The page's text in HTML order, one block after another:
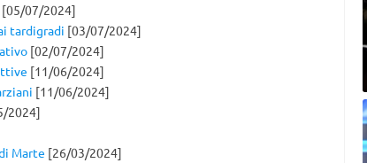
[05/07/2024]
tardigradi [03/07/2024]
[02/07/2024]
[11/06/2024]
[11/06/2024]
2024]
Marte [26/03/2024]